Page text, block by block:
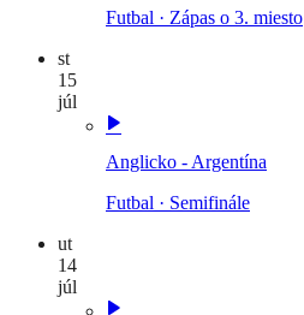
Futbal · Zápas o 3. miesto
st
15
júl
Anglicko - Argentína
Futbal · Semifinále
ut
14
júl